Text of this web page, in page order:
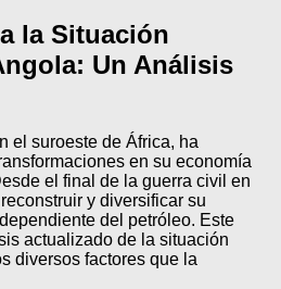
la Situación
Un Análisis
el suroeste de África, ha
en su economía
el final de la guerra civil en
y diversificar su
del petróleo. Este
actualizado de la situación
diversos factores que la